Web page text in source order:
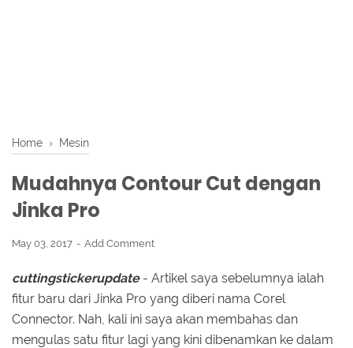
Home › Mesin
Mudahnya Contour Cut dengan
Jinka Pro
May 03, 2017 Add Comment
cuttingstickerupdate- Artikel saya sebelumnya ialah
fitur baru dari Jinka Pro yang diberi nama Corel
Connector. Nah, kali ini saya akan membahas dan
mengulas satu fitur lagi yang kini dibenamkan ke dalam